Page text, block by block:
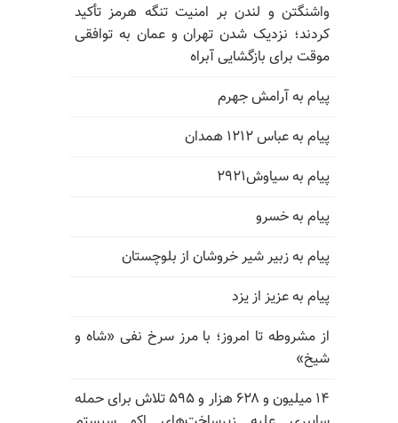
واشنگتن و لندن بر امنیت تنگه هرمز تأکید
کردند؛ نزدیک شدن تهران و عمان به توافقی
موقت برای بازگشایی آبراه
پیام به آرامش جهرم
پیام به عباس ۱۲۱۲ همدان
پیام به سیاوش۲۹۲۱
پیام به خسرو
پیام به زبیر شیر خروشان از بلوچستان
پیام به عزیز از یزد
از مشروطه تا امروز؛ با مرز سرخ نفی «شاه و
شیخ»
۱۴ میلیون و ۶۲۸ هزار و ۵۹۵ تلاش برای حمله